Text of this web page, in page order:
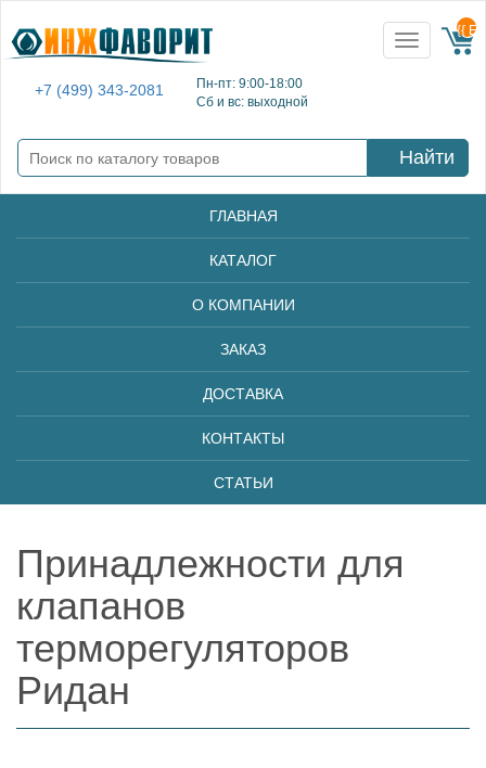
+7 (499) 343-2081
Пн-пт: 9:00-18:00
Сб и вс: выходной
Toggle
navigation
{{
Найти
ГЛАВНАЯ
КАТАЛОГ
О КОМПАНИИ
ЗАКАЗ
ДОСТАВКА
КОНТАКТЫ
СТАТЬИ
Принадлежности для
клапанов
терморегуляторов
Ридан